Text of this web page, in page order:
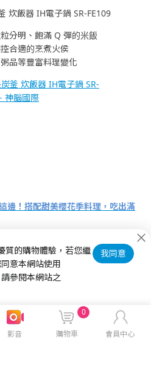
炊飯器 IH電子鍋 SR-FE109
分明、飽滿 Q 彈的米飯
合適的烹煮火侯
品等豐富料理變化
釜 炊飯器 IH電子鍋 SR-
神腦國際
邊！搭配甜美櫻花季料理，吃出滿
發奶食譜大全
質的購物體驗，若您繼
意本網站使用
參閱本網站之
我同意
影音 購物車
0
會員中心